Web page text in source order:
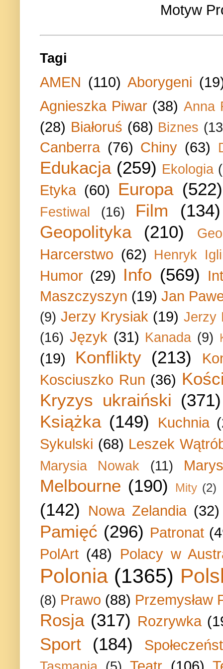
Motyw
Tagi
AMEN (110) Aborygeni
Agnieszka Piwar (38) Anna
(28) Białoruś (68) Biznes
Canberra (76) Chiny (63)
Edukacja (259) Ekologia
Etyka (60) Europa (522)
Festiwal (16) Film
(134)
Geopolityka
(210)
Harcerstwo (62) Henryk
Humor (29) Info (569)
Maszczyszyn (19) Jan
(9) Jerzy Krysiak (19) Jerzy
(16) Język (31) Kanada (9)
(19) Konflikty (213)
Kosciuszko Run (36)
Kryzys ukraiński (371)
Książka (149) Kuchnia
Sykulski (68) Leszek
Marysia Nowak (11)
Melbourne (190) Mity (2)
(142) Nowa Zelandia (32)
Pamięć (296) Patronat
PolArt (48) Polacy w
Polonia (1365)
(8) Prawo (88) Przemysław
Rosja (317) Rozrywka
Sport (184)
Teatr (106)